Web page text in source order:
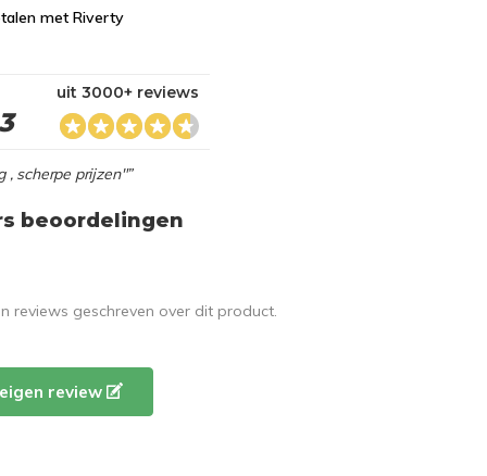
met Riverty
uit 3000+ reviews
, scherpe prijzen"”
beoordelingen
reviews geschreven over dit product.
review